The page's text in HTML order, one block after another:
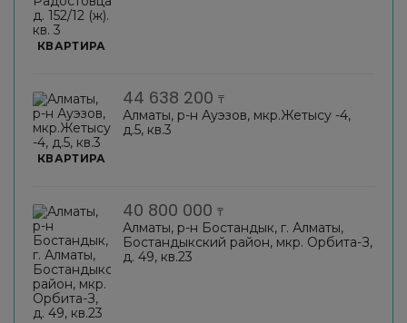
КВАРТИРА
КВАРТИРА
44 638 200 ₸
Алматы, р-н Ауэзов, мкр.Жетысу -4,
д.5, кв.3
40 800 000 ₸
Алматы, р-н Бостандык, г. Алматы,
Бостандыкский район, мкр. Орбита-З,
д. 49, кв.23